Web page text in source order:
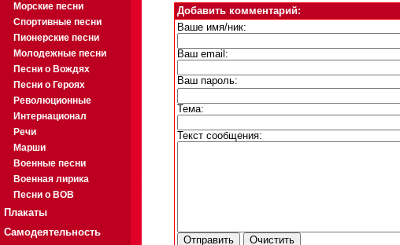
Морские песни
Спортивные песни
Пионерские песни
Молодежные песни
Песни о Вождях
Песни о Героях
Революционные
Интернационал
Речи
Марши
Военные песни
Военная лирика
Песни о ВОВ
Плакаты
Самодеятельность
Добавить комментарий:
Ваше имя/ник:
Ваш email:
Ваш пароль:
Тема:
Текст сообщения: